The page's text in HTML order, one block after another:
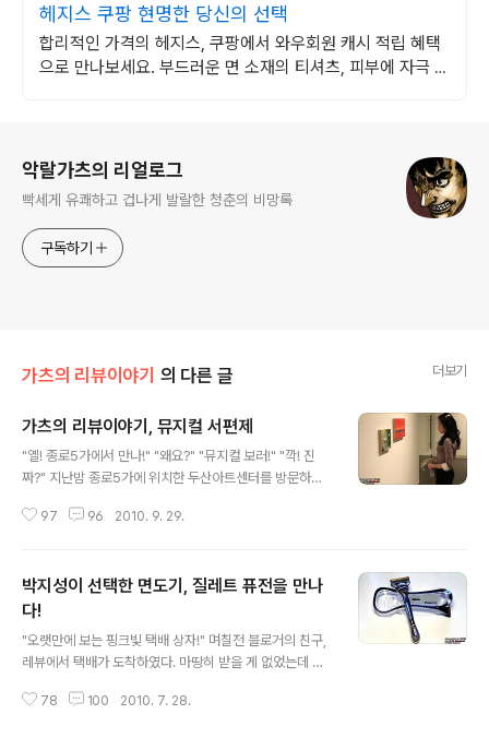
헤지스 쿠팡 현명한 당신의 선택
합리적인 가격의 헤지스, 쿠팡에서 와우회원 캐시 적립 혜택
으로 만나보세요. 부드러운 면 소재의 티셔츠, 피부에 자극 없
악랄가츠의 리얼로그
빡세게 유쾌하고 겁나게 발랄한 청춘의 비망록
구독하기
가츠의 리뷰이야기 의 다른 글 더보기
가츠의 리뷰이야기, 뮤지컬 서편제
"옐! 종로5가에서 만나!" "왜요?" "뮤지컬 보러!" "깍! 진
짜?" 지난밤 종로5가에 위치한 두산아트센터를 방문하였
받았는데 그동안 바빠서 차일피일 미루다가 비로소 보러
제에 관한 이야기를 나누었다. 사실 서편제하면 뭐니뭐니
해도 김명곤 선생님께서 출연하신 영화가 제일 먼저 떠오
른다. 물론 영화도 이청준의 소설 서편제가 영상으로 재탄
생된 것이다. 영화 서편제는 지금까지도 대한민국 영화사
재조명시킨 작품!" 지금은 크게 사랑받지 못하는 우리의 소
97 96 2010. 9. 29.
박지성이 선택한 면도기, 질레트 퓨전을 만나
다!
"오랫만에 보는 핑크빛 택배 상자!" 며칠전 블로거의 친구,
레뷰에서 택배가 도착하였다. 마땅히 받을 게 없었는데 갑
박지성 선수가 한창 광고하는 있는 질레트 퓨전 면도기였
78 100 2010. 7. 28.